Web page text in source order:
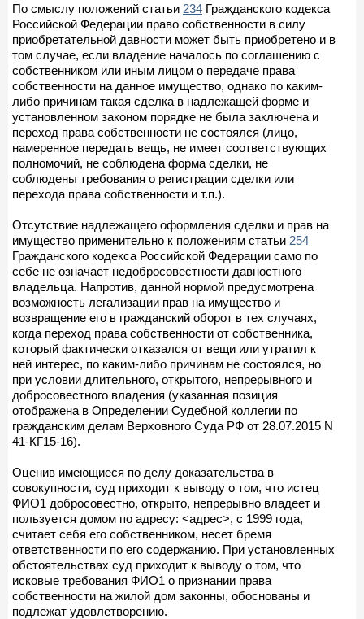
По смыслу положений статьи 234 Гражданского кодекса
Российской Федерации право собственности в силу
приобретательной давности может быть приобретено и в
том случае, если владение началось по соглашению с
собственником или иным лицом о передаче права
собственности на данное имущество, однако по каким-
либо причинам такая сделка в надлежащей форме и
установленном законом порядке не была заключена и
переход права собственности не состоялся (лицо,
намеренное передать вещь, не имеет соответствующих
полномочий, не соблюдена форма сделки, не
соблюдены требования о регистрации сделки или
перехода права собственности и т.п.).
Отсутствие надлежащего оформления сделки и прав на
имущество применительно к положениям статьи 254
Гражданского кодекса Российской Федерации само по
себе не означает недобросовестности давностного
владельца. Напротив, данной нормой предусмотрена
возможность легализации прав на имущество и
возвращение его в гражданский оборот в тех случаях,
когда переход права собственности от собственника,
который фактически отказался от вещи или утратил к
ней интерес, по каким-либо причинам не состоялся, но
при условии длительного, открытого, непрерывного и
добросовестного владения (указанная позиция
отображена в Определении Судебной коллегии по
гражданским делам Верховного Суда РФ от 28.07.2015 N
41-КГ15-16).
Оценив имеющиеся по делу доказательства в
совокупности, суд приходит к выводу о том, что истец
ФИО1 добросовестно, открыто, непрерывно владеет и
пользуется домом по адресу: <адрес>, с 1999 года,
считает себя его собственником, несет бремя
ответственности по его содержанию. При установленных
обстоятельствах суд приходит к выводу о том, что
исковые требования ФИО1 о признании права
собственности на жилой дом законны, обоснованы и
подлежат удовлетворению.